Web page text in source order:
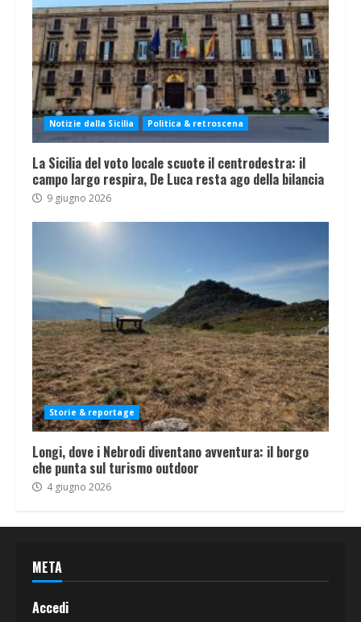
Notizie dalla Sicilia Politica & retroscena
La Sicilia del voto locale scuote il centrodestra: il
campo largo respira, De Luca resta ago della bilancia
9 giugno 2026
Storie & reportage
Longi, dove i Nebrodi diventano avventura: il borgo
che punta sul turismo outdoor
4 giugno 2026
META
Accedi